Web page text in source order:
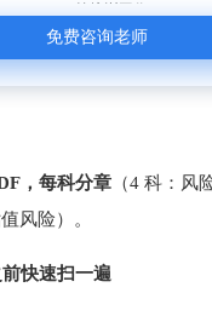
免费咨询老师
，每科分章（4 科：风
风险）。
快速扫一遍